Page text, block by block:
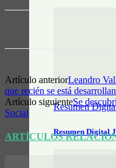
Resumen
Resumen Digital
Artículo anteriorLeandro
que recién se está
Artículo siguienteSe
Social
ARTÍCULOS